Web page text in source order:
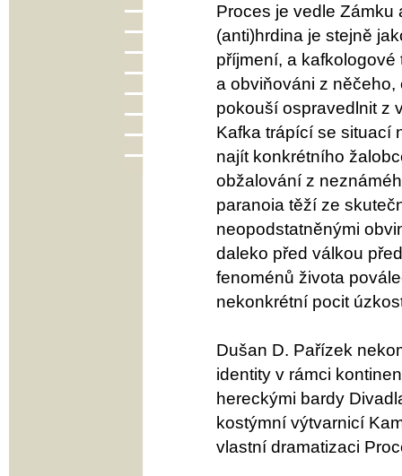
Proces je vedle Zámku
(anti)hrdina je stejně
příjmení, a
a obviňováni z
pokouší ospravedlnit z
Kafka trápící se situací
najít konkrétního
obžalování z
paranoia těží ze
neopodstatněnými
daleko před válkou
fenoménů života
nekonkrétní pocit
Dušan D. Pařízek
identity v rámci
hereckými bardy
kostýmní výtvarnicí
vlastní dramatizaci